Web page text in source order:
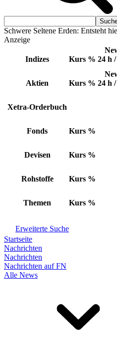
Schwere Seltene Erden: Entsteht
Anzeige
Indizes Kurs % 24 h
Aktien Kurs % 24 h
Xetra-Orderbuch
Fonds Kurs %
Devisen Kurs %
Rohstoffe Kurs %
Themen Kurs %
Erweiterte Suche
Startseite
Nachrichten
Nachrichten
Nachrichten auf FN
Alle News